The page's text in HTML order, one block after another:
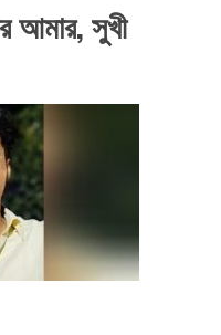
আমার, সুখী